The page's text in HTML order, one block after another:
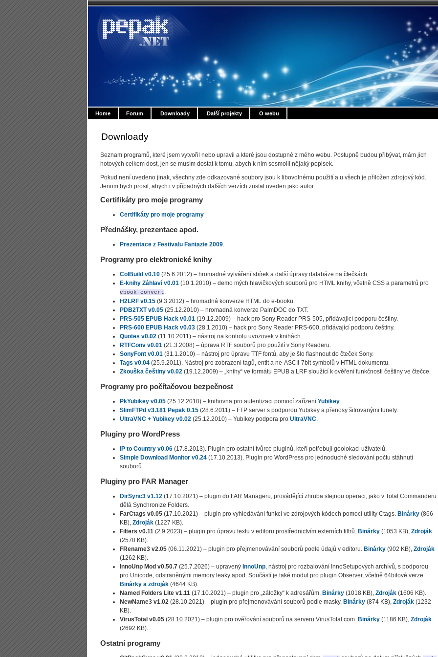
Home Forum Downloady Další projekty O webu
Downloady
Seznam programů, které jsem vytvořil nebo upravil a které jsou dostupné z mého webu. Postupně budou přibývat, mám jich
hotových celkem dost, jen se musím dostat k tomu, abych k nim sesmolil nějaký popisek.
Pokud není uvedeno jinak, všechny zde odkazované soubory jsou k libovolnému použití a u všech je přiložen zdrojový kód.
Jenom bych prosil, abych i v případných dalších verzích zůstal uveden jako autor.
Certifikáty pro moje programy
Certifikáty pro moje programy
Přednášky, prezentace apod.
Prezentace z Festivalu Fantazie 2009.
Programy pro elektronické knihy
ColBuild v0.10(25.6.2012) – hromadné vytváření sbírek a další úpravy databáze na čtečkách.
E-knihy Záhlaví v0.01(10.1.2010) – demo mých hlavičkových souborů pro HTML knihy, včetně CSS a parametrů pro
ebook-convert.
H2LRF v0.15(9.3.2012) – hromadná konverze HTML do e-booku.
PDB2TXT v0.05(25.12.2010) – hromadná konverze PalmDOC do TXT.
PRS-505 EPUB Hack v0.01(19.12.2009) – hack pro Sony Reader PRS-505, přidávající podporu češtiny.
PRS-600 EPUB Hack v0.03(28.1.2010) – hack pro Sony Reader PRS-600, přidávající podporu češtiny.
Quotes v0.02(11.10.2011) – nástroj na kontrolu uvozovek v knihách.
RTFConv v0.01(21.3.2008) – úprava RTF souborů pro použití v Sony Readeru.
SonyFont v0.01(31.1.2010) – nástroj pro úpravu TTF fontů, aby je šlo flashnout do čteček Sony.
Tags v0.04(25.9.2011). Nástroj pro zobrazení tagů, entit a ne-ASCII-7bit symbolů v HTML dokumentu.
Zkouška češtiny v0.02(19.12.2009) – „knihy“ ve formátu EPUB a LRF sloužící k ověření funkčnosti češtiny ve čtečce.
Programy pro počítačovou bezpečnost
PkYubikey v0.05(25.12.2010) – knihovna pro autentizaci pomocí zařízení Yubikey.
SlimFTPd v3.181 Pepak 0.15(28.6.2011) – FTP server s podporou Yubikey a přenosy šifrovanými tunely.
UltraVNC + Yubikey v0.02(25.12.2010) – Yubikey podpora pro UltraVNC.
Pluginy pro WordPress
IP to Country v0.06(17.8.2013). Plugin pro ostatní tvůrce pluginů, kteří potřebují geolokaci uživatelů.
Simple Download Monitor v0.24(17.10.2013). Plugin pro WordPress pro jednoduché sledování počtu stáhnutí
souborů.
Pluginy pro FAR Manager
DirSync3 v1.12(17.10.2021) – plugin do FAR Manageru, provádějící zhruba stejnou operaci, jako v Total Commanderu
dělá Synchronize Folders.
FarCtags v0.05(17.10.2021) – plugin pro vyhledávání funkcí ve zdrojových kódech pomocí utility Ctags. Binárky(866
KB), Zdroják(1227 KB).
Filters v0.11(2.9.2023) – plugin pro úpravu textu v editoru prostřednictvím externích filtrů. Binárky(1053 KB), Zdroják
(2570 KB).
FRename3 v2.05(06.11.2021) – plugin pro přejmenovávání souborů podle údajů v editoru. Binárky(902 KB), Zdroják
(1262 KB).
InnoUnp Mod v0.50.7(25.7.2026) – upravený InnoUnp, nástroj pro rozbalování InnoSetupových archívů, s podporou
pro Unicode, odstraněnými memory leaky apod. Součástí je také modul pro plugin Observer, včetně 64bitové verze.
Binárky a zdroják(4644 KB).
Named Folders Lite v1.11(17.10.2021) – plugin pro „záložky“ k adresářům. Binárky(1018 KB), Zdroják(1606 KB).
NewName3 v1.02(28.10.2021) – plugin pro přejmenovávání souborů podle masky. Binárky(874 KB), Zdroják(1232
KB).
VirusTotal v0.05(28.10.2021) – plugin pro ověřování souborů na serveru VirusTotal.com. Binárky(1186 KB), Zdroják
(2692 KB).
Ostatní programy